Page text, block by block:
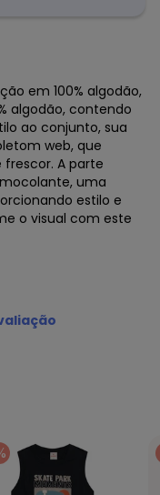
em 100% algodão,
algodão, contendo
ao conjunto, sua
web, que
A parte
uma
estilo e
o visual com este
Menino
LTDA / CNPJ